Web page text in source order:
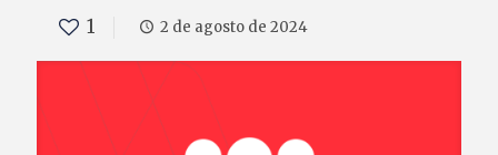
1 2 de agosto de 2024